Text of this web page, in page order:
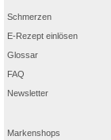
Schmerzen
E-Rezept einlösen
Glossar
FAQ
Newsletter
Markenshops